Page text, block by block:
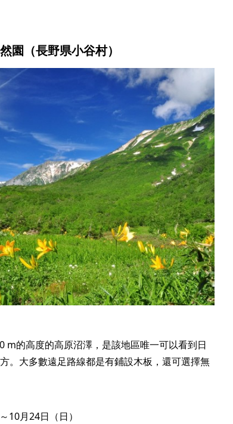
（長野県小谷村）
m的高度的高原沼澤，是該地區唯一可以看到日
。大多數遠足路線都是有鋪設木板，還可選擇無
10月24日（日）